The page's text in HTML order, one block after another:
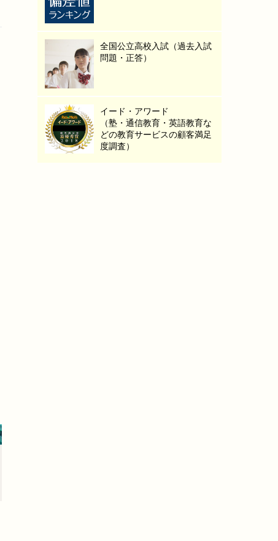
全国公立高校入試（過去入試
問題・正答）
イード・アワード
（塾・通信教育・英語教育な
どの教育サービスの顧客満足
度調査）